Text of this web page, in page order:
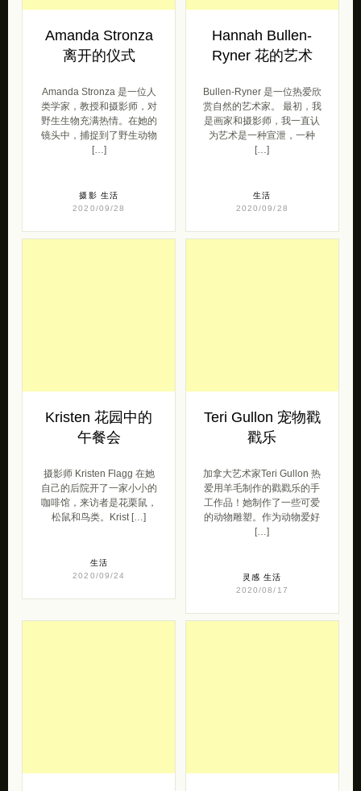
Amanda Stronza
离开的仪式
Amanda Stronza 是一位人
类学家，教授和摄影师，对
野生生物充满热情。在她的
镜头中，捕捉到了野生动物
[…]
摄影 生活
2020/09/28
Hannah Bullen-
Ryner 花的艺术
Bullen-Ryner 是一位热爱欣
赏自然的艺术家。 最初，我
是画家和摄影师，我一直认
为艺术是一种宣泄，一种
[…]
生活
2020/09/28
Kristen 花园中的
午餐会
摄影师 Kristen Flagg 在她
自己的后院开了一家小小的
咖啡馆，来访者是花栗鼠，
松鼠和鸟类。Krist […]
生活
2020/09/24
Teri Gullon 宠物戳
戳乐
加拿大艺术家Teri Gullon 热
爱用羊毛制作的戳戳乐的手
工作品！她制作了一些可爱
的动物雕塑。作为动物爱好
[…]
灵感 生活
2020/08/17